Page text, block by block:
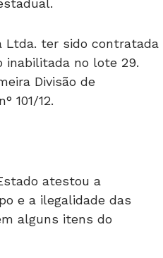
Ltda. ter sido contratada
inabilitada no lote 29.
Divisão de
101/12.
atestou a
e a ilegalidade das
alguns itens do